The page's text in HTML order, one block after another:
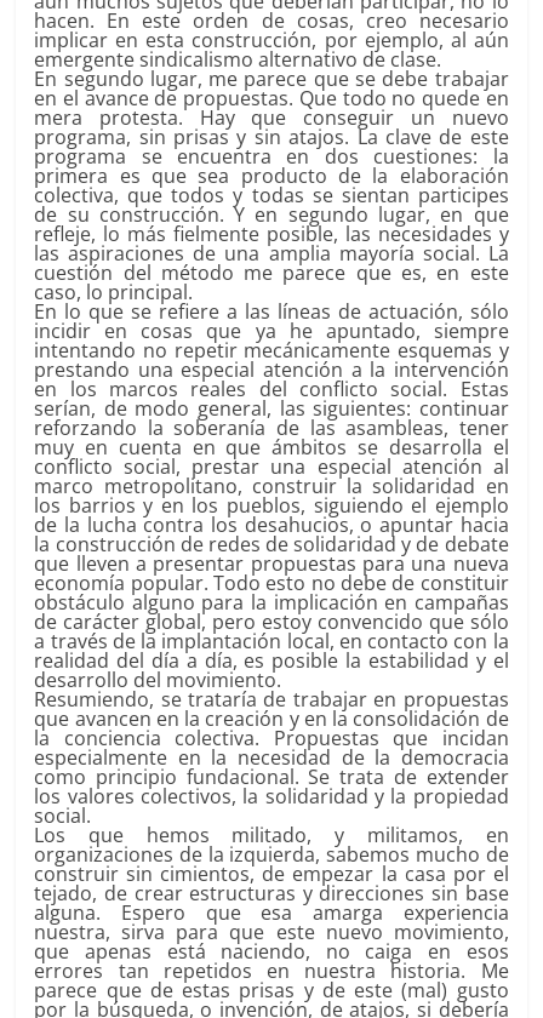
hacen. En este orden de cosas, creo necesario
implicar en esta construcción, por ejemplo, al aún
emergente sindicalismo alternativo de clase.
En segundo lugar, me parece que se debe trabajar
en el avance de propuestas. Que todo no quede en
mera protesta. Hay que conseguir un nuevo
programa, sin prisas y sin atajos. La clave de este
programa se encuentra en dos cuestiones: la
primera es que sea producto de la elaboración
colectiva, que todos y todas se sientan participes
de su construcción. Y en segundo lugar, en que
refleje, lo más fielmente posible, las necesidades y
las aspiraciones de una amplia mayoría social. La
cuestión del método me parece que es, en este
caso, lo principal.
En lo que se refiere a las líneas de actuación, sólo
incidir en cosas que ya he apuntado, siempre
intentando no repetir mecánicamente esquemas y
prestando una especial atención a la intervención
en los marcos reales del conflicto social. Estas
serían, de modo general, las siguientes: continuar
reforzando la soberanía de las asambleas, tener
muy en cuenta en que ámbitos se desarrolla el
conflicto social, prestar una especial atención al
marco metropolitano, construir la solidaridad en
los barrios y en los pueblos, siguiendo el ejemplo
de la lucha contra los desahucios, o apuntar hacia
la construcción de redes de solidaridad y de debate
que lleven a presentar propuestas para una nueva
economía popular. Todo esto no debe de constituir
obstáculo alguno para la implicación en campañas
de carácter global, pero estoy convencido que sólo
a través de la implantación local, en contacto con la
realidad del día a día, es posible la estabilidad y el
desarrollo del movimiento.
Resumiendo, se trataría de trabajar en propuestas
que avancen en la creación y en la consolidación de
la conciencia colectiva. Propuestas que incidan
especialmente en la necesidad de la democracia
como principio fundacional. Se trata de extender
los valores colectivos, la solidaridad y la propiedad
social.
Los que hemos militado, y militamos, en
organizaciones de la izquierda, sabemos mucho de
construir sin cimientos, de empezar la casa por el
tejado, de crear estructuras y direcciones sin base
alguna. Espero que esa amarga experiencia
nuestra, sirva para que este nuevo movimiento,
que apenas está naciendo, no caiga en esos
errores tan repetidos en nuestra historia. Me
parece que de estas prisas y de este (mal) gusto
por la búsqueda, o invención, de atajos, si debería